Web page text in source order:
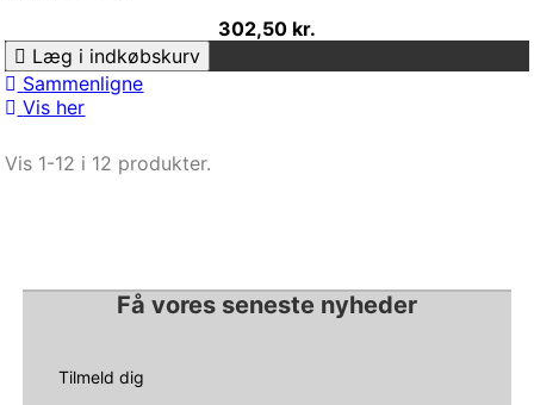
302,50 kr.
Læg i indkøbskurv
Sammenligne
Vis her
Vis 1-12 i 12 produkter.
Få vores seneste nyheder
Tilmeld dig